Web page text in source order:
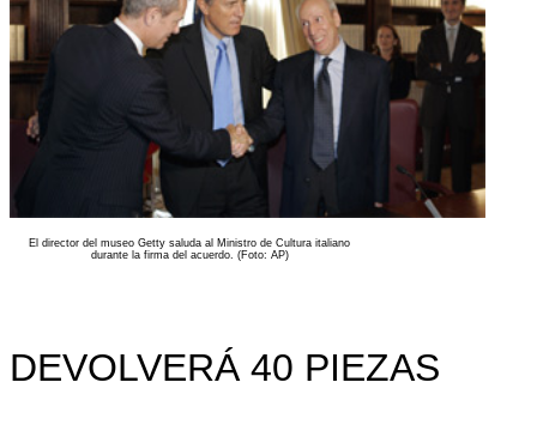
El director del museo Getty saluda al Ministro de Cultura italiano
durante la firma del acuerdo. (Foto: AP)
DEVOLVERÁ 40 PIEZAS